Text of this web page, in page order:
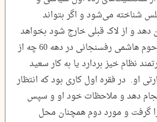
شناخته می‌شود و اگر بتواند
و از لاک قبلی خارج شود بخواهد
برای تبدیل شدن به نقش مرحوم هاشمی رفسنجانی در دهه 60 چه از
نظام خیز بردارد یا به کار سعید
او. در فقره اول کاری بود که انتظار
دهد و ملاحظات خود او و سپس
گرفت و مورد دوم همچنان محل